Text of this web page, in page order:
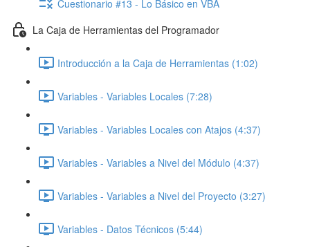
Cuestionario #13 - Lo Básico en VBA
La Caja de Herramientas del Programador
Introducción a la Caja de Herramientas (1:02)
Variables - Variables Locales (7:28)
Variables - Variables Locales con Atajos (4:37)
Variables - Variables a Nivel del Módulo (4:37)
Variables - Variables a Nivel del Proyecto (3:27)
Variables - Datos Técnicos (5:44)